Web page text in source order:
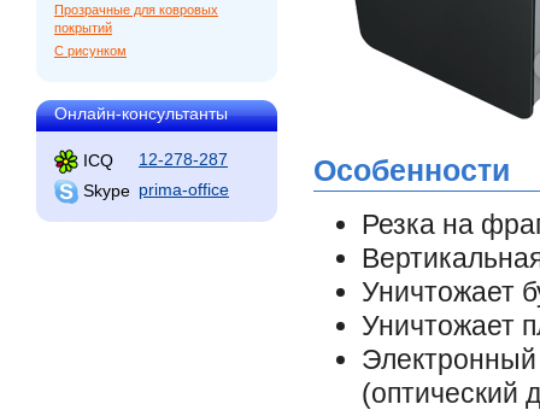
Прозрачные для ковровых
покрытий
С рисунком
Онлайн-консультанты
ICQ
12-278-287
Skype prima-office
Особенности
Резка на
Уничтожает
Уничтожает
(оптический